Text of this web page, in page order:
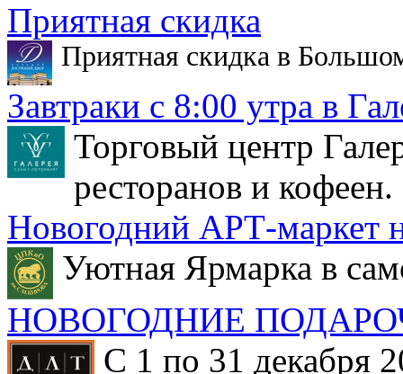
Приятная скидка
Приятная скидка в
Завтраки с 8:00 утра в
Торговый центр
ресторанов и кофеен.
Новогодний АРТ-маркет
Уютная Ярмарка в
НОВОГОДНИЕ
С 1 по 31 декабря